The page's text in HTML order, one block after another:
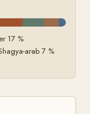
17 %
arab 7 %